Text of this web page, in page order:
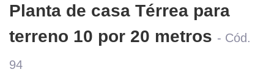
Planta de casa Térrea para
terreno 10 por 20 metros - Cód.
94